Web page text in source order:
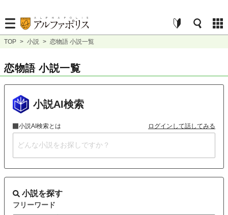
TOP > 小説 > 恋物語 小説一覧
恋物語 小説一覧
小説AI検索
小説AI検索とは ログインして話してみる
小説を探す
フリーワード